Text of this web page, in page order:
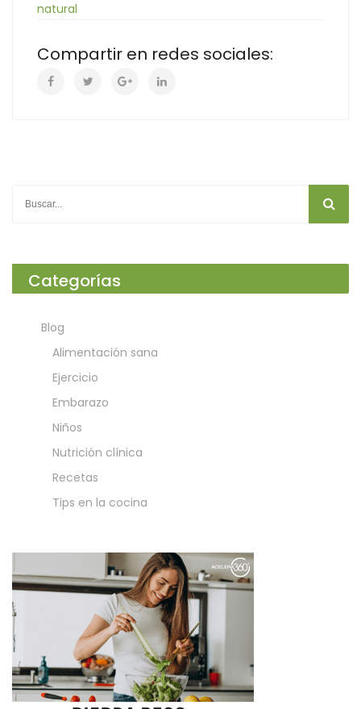
natural
Compartir en redes sociales:
Categorías
Blog
Alimentación sana
Ejercicio
Embarazo
Niños
Nutrición clínica
Recetas
Tips en la cocina